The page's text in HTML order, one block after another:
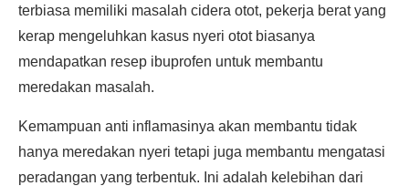
terbiasa memiliki masalah cidera otot, pekerja berat yang
kerap mengeluhkan kasus nyeri otot biasanya
mendapatkan resep ibuprofen untuk membantu
meredakan masalah.
Kemampuan anti inflamasinya akan membantu tidak
hanya meredakan nyeri tetapi juga membantu mengatasi
peradangan yang terbentuk. Ini adalah kelebihan dari